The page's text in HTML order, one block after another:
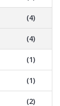
(4)
(4)
(1)
(1)
(2)